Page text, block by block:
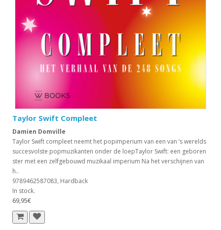
Taylor Swift Compleet
Damien Domville
Taylor Swift compleet neemt het popimperium van een van ’s werelds
succesvolste popmuzikanten onder de loepTaylor Swift: een geboren
ster met een zelfgebouwd muzikaal imperium Na het verschijnen van
h..
9789462587083, Hardback
In stock.
69,95€